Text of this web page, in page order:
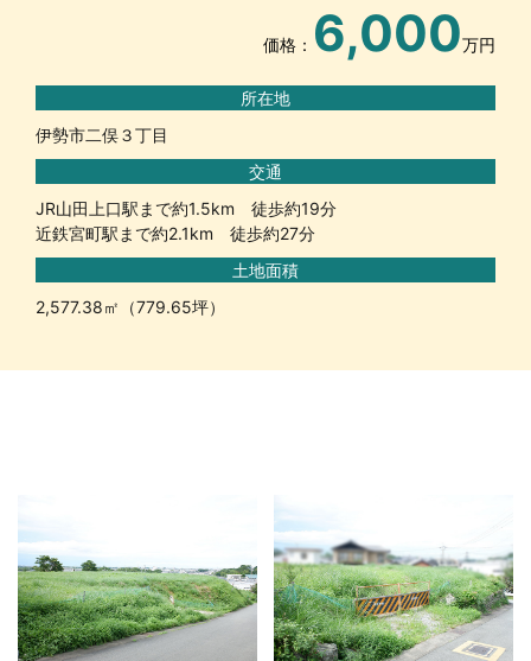
価格： 6,000万円
所在地
伊勢市二俣３丁目
交通
JR山田上口駅まで約1.5km 徒歩約19分
近鉄宮町駅まで約2.1km 徒歩約27分
土地面積
2,577.38㎡（779.65坪）